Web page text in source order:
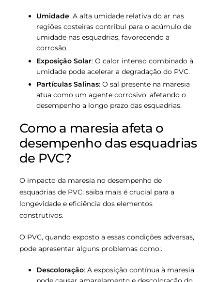
Umidade: A alta umidade relativa do ar nas
regiões costeiras contribui para o acúmulo de
umidade nas esquadrias, favorecendo a
corrosão.
Exposição Solar: O calor intenso combinado à
umidade pode acelerar a degradação do PVC.
Partículas Salinas: O sal presente na maresia
atua como um agente corrosivo, afetando o
desempenho a longo prazo das esquadrias.
Como a maresia afeta o
desempenho das esquadrias
de PVC?
O impacto da maresia no desempenho de
esquadrias de PVC: saiba mais é crucial para a
longevidade e eficiência dos elementos
construtivos.
O PVC, quando exposto a essas condições adversas,
pode apresentar alguns problemas como:.
Descoloração: A exposição contínua à maresia